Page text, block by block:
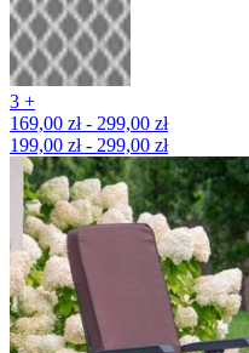
3 +
169,00 zł - 299,00 zł
199,00 zł - 299,00 zł